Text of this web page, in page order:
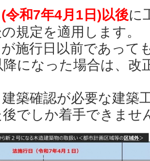
令和7年4月1日)以後に
規定を適用します。
が施行日以前であって
になった場合は、改
建築確認が必要な建築
でしか着手できませ